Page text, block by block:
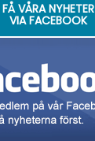
FÅ VÅRA NYHETER
VIA FACEBOOK